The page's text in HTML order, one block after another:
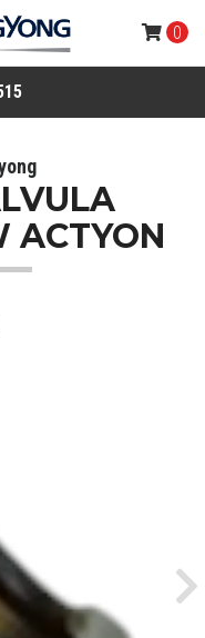
0
ACTYON